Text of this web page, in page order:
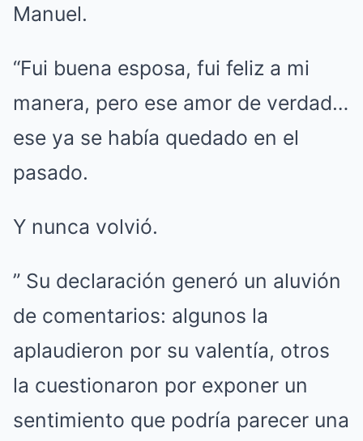
Manuel.
“Fui buena esposa, fui feliz a mi
manera, pero ese amor de verdad…
ese ya se había quedado en el
pasado.
Y nunca volvió.
” Su declaración generó un aluvión
de comentarios: algunos la
aplaudieron por su valentía, otros
la cuestionaron por exponer un
sentimiento que podría parecer una